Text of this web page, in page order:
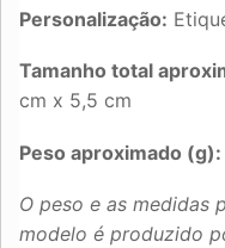
Personalização:
Tamanho total
cm x 5,5 cm
Peso aproximado (g):
O peso e as medidas
modelo é produzido